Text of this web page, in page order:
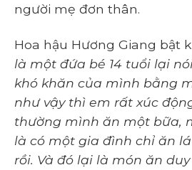
người mẹ đơn thân.
Hoa hậu Hương Giang bật
là một đứa bé 14 tuổi lại
khó khăn của mình bằng
như vậy thì em rất xúc
thường mình ăn một bữa,
là có một gia đình chỉ ăn
rồi. Và đó lại là món ăn